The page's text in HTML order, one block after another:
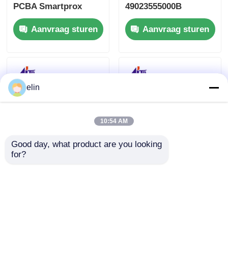
PCBA Smartprox
toetsenbord 2.0
Aanvraag sturen
49023555000B
49023555000D
Aanvraag sturen
elin
10:54 AM
Good day, what product are you looking
for?